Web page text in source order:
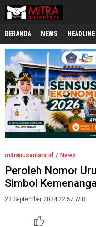
mitranusantara.id
Mitranya Masyarakat
BERANDA NEWS HEADLINE
mitranusantara.id News
Peroleh Nomor
Simbol
23 September 2024 22:57 WIB